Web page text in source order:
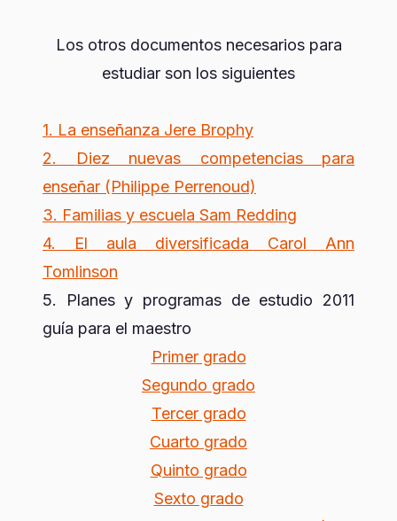
Los otros documentos necesarios para
estudiar son los siguientes
1. La enseñanza Jere Brophy
2.
Diez nuevas competencias para
enseñar (Philippe Perrenoud)
3. Familias y escuela Sam Redding
4. El aula diversificada Carol Ann
Tomlinson
5. Planes y programas de estudio 2011
guía para el maestro
Primer grado
Segundo grado
Tercer grado
Cuarto grado
Quinto grado
Sexto grado